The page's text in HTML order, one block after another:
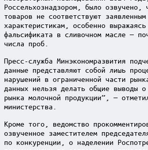
Россельхознадзором, было озвучено,
товаров не соответствуют
характеристикам, особенно
фальсификата в сливочном масле —
числа проб.
Пресс-служба Минэкономразвития
данные представляют собой лишь
нарушений в ограниченной части
данных нельзя делать общие выводы
рынка молочной продукции”, —
министерства.
Кроме того, ведомство
озвученное заместителем
по конкуренции, о наделении